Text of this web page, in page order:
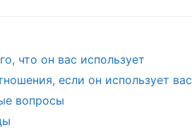
что он вас использует
если он использует вас
вопросы